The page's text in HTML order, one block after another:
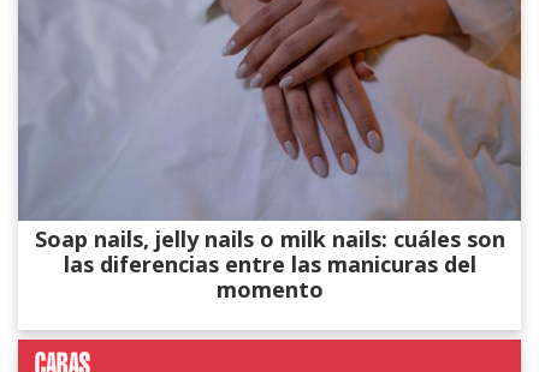
Soap nails, jelly nails o milk nails: cuáles son
las diferencias entre las manicuras del
momento